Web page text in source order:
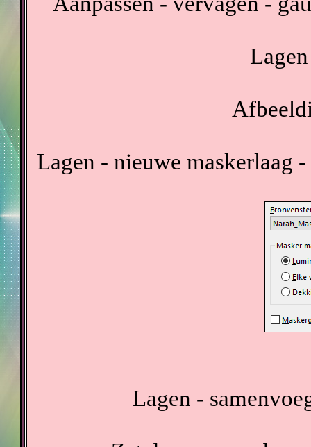
Lagen - nieuwe maskerlaag
Lagen -